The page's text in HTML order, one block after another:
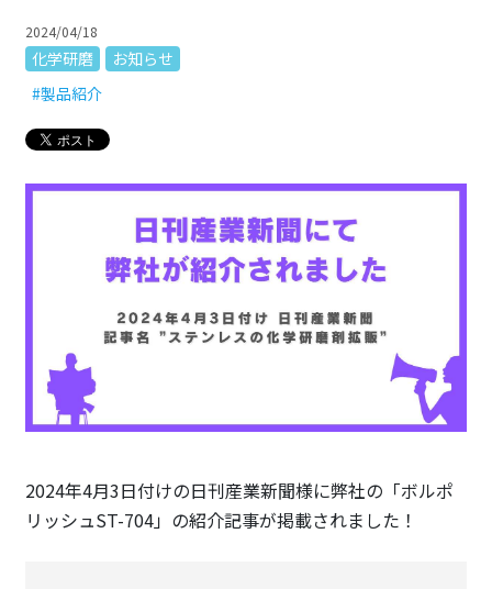
2024/04/18
化学研磨
お知らせ
#製品紹介
2024年4月3日付けの日刊産業新聞様に弊社の「ボルポ
リッシュST-704」の紹介記事が掲載されました！